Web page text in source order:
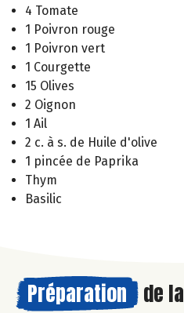
4 Tomate
1 Poivron rouge
1 Poivron vert
1 Courgette
15 Olives
2 Oignon
1 Ail
2 c. à s. de Huile d'olive
1 pincée de Paprika
Thym
Basilic
Préparation de la